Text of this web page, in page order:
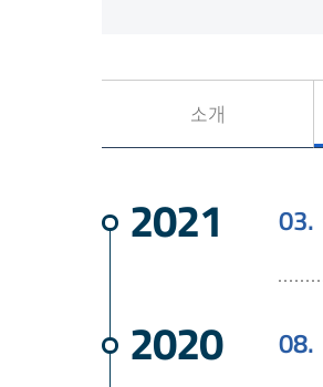
소개
2021 03.
2020 08.